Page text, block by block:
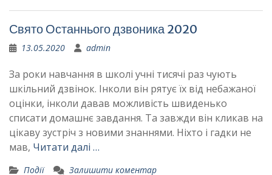
Свято Останнього дзвоника 2020
13.05.2020 admin
За роки навчання в школі учні тисячі раз чують
шкільний дзвінок. Інколи він рятує їх від небажаної
оцінки, інколи давав можливість швиденько
списати домашнє завдання. Та завжди він кликав на
цікаву зустріч з новими знаннями. Ніхто і гадки не
мав, Читати далі …
Події Залишити коментар